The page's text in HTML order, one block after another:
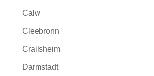
Calw
Cleebronn
Crailsheim
Darmstadt